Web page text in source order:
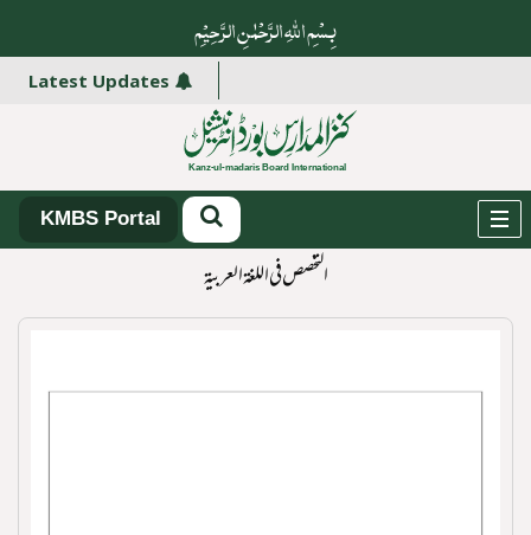
بِسْمِ اللہِ الرَّحْمٰنِ الرَّ حِیْمِ
Latest Updates
کنز
KMBS Portal
التخصص في اللغة العربية